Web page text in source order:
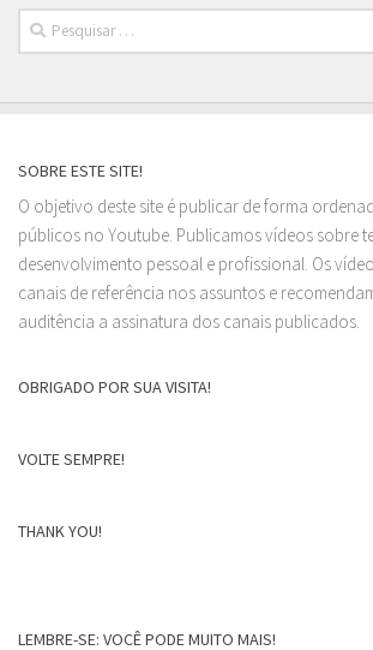
Pesquisar
por:
SOBRE ESTE SITE!
O objetivo deste site é publicar de forma
públicos no Youtube. Publicamos vídeos sobre
desenvolvimento pessoal e profissional. Os
canais de referência nos assuntos e
auditência a assinatura dos canais publicados.
OBRIGADO POR SUA VISITA!
VOLTE SEMPRE!
THANK YOU!
LEMBRE-SE: VOCÊ PODE MUITO MAIS!